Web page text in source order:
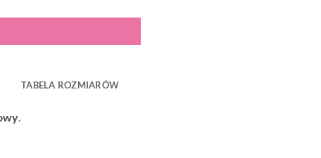
TABELA ROZMIARÓW
.